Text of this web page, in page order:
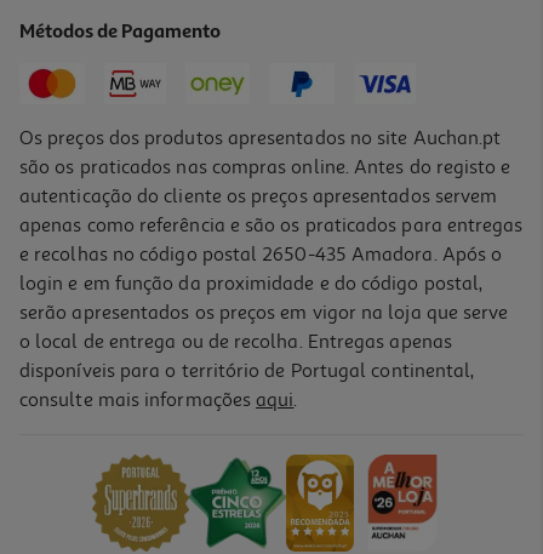
-30%
Fita Correctora Auchan Com 2 Recargas Cores Sortidas
Price reduced from
Métodos de Pagamento
Os preços dos produtos apresentados no site Auchan.pt
são os praticados nas compras online. Antes do registo e
autenticação do cliente os preços apresentados servem
apenas como referência e são os praticados para entregas
e recolhas no código postal 2650-435 Amadora. Após o
login e em função da proximidade e do código postal,
serão apresentados os preços em vigor na loja que serve
o local de entrega ou de recolha. Entregas apenas
disponíveis para o território de Portugal continental,
consulte mais informações aqui.